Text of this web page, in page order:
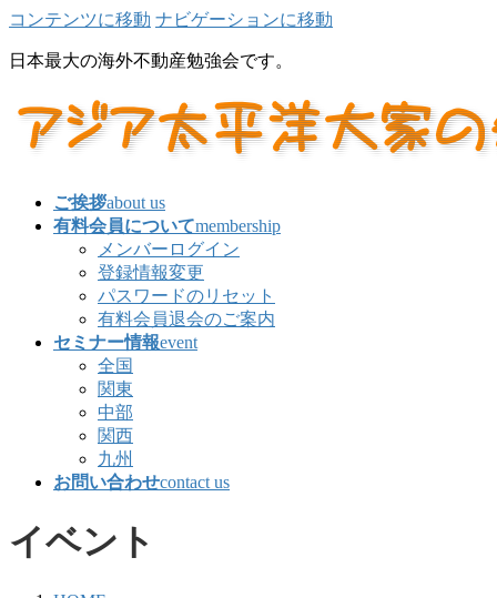
コンテンツに移動 ナビゲーションに移動
日本最大の海外不動産勉強会です。
ご挨拶about us
有料会員についてmembership
メンバーログイン
登録情報変更
パスワードのリセット
有料会員退会のご案内
セミナー情報event
全国
関東
中部
関西
九州
お問い合わせcontact us
イベント